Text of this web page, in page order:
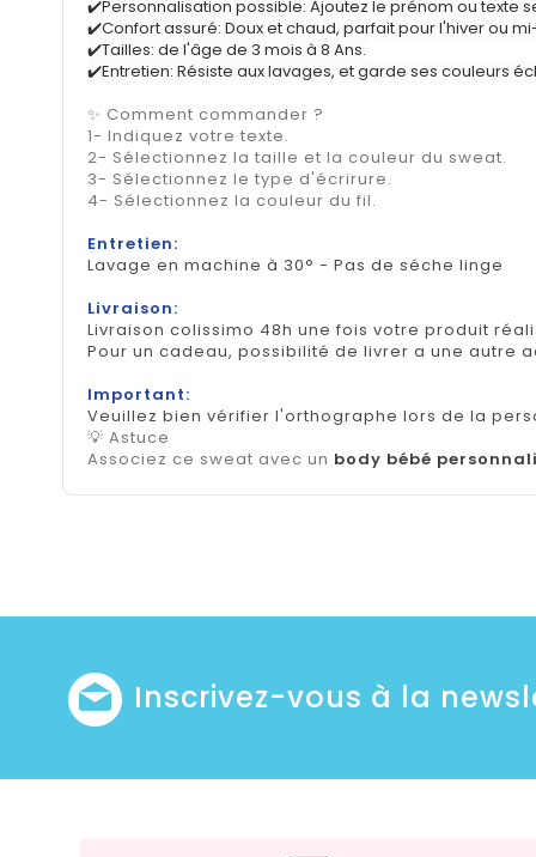
✔️Personnalisation possible: Ajoutez le prénom ou texte
✔️Confort assuré: Doux et chaud, parfait pour l'hiver ou
✔️Tailles: de l'âge de 3 mois à 8 Ans.
✔️Entretien: Résiste aux lavages, et garde ses couleurs
✨ Comment commander ?
1- Indiquez votre texte.
2- Sélectionnez la taille et la couleur du sweat.
3- Sélectionnez le type d'écrirure.
4- Sélectionnez la couleur du fil.
Entretien:
Lavage en machine à 30° - Pas de séche linge
Livraison:
Livraison colissimo 48h une fois votre produit
Pour un cadeau, possibilité de livrer a une autre
Important:
Veuillez bien vérifier l'orthographe lors de la
💡 Astuce
Associez ce sweat avec un body bébé
Inscrivez-vous à la